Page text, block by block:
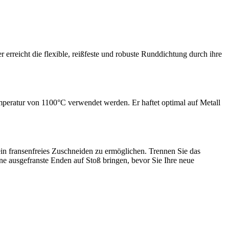
erreicht die flexible, reißfeste und robuste Runddichtung durch ihre
von 1100°C verwendet werden. Er haftet optimal auf Metall
fransenfreies Zuschneiden zu ermöglichen. Trennen Sie das
ausgefranste Enden auf Stoß bringen, bevor Sie Ihre neue